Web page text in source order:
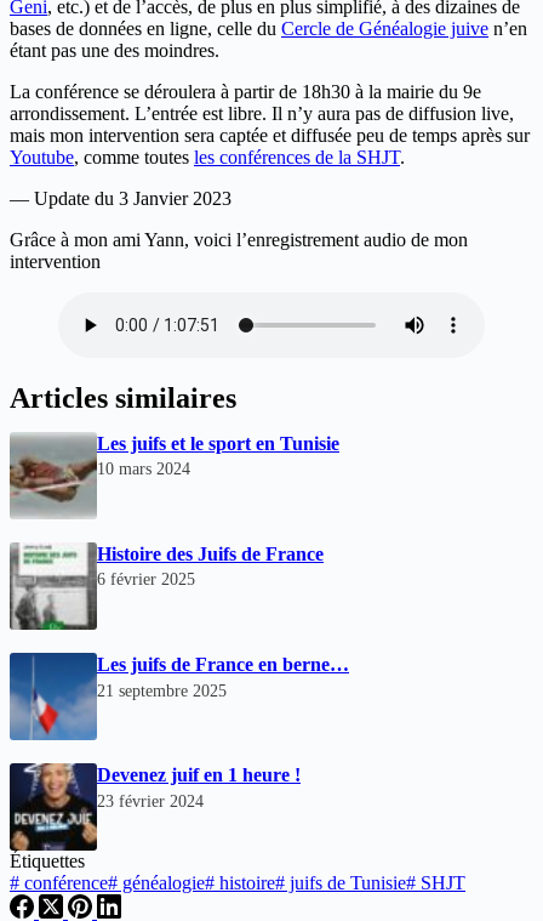
Geni, etc.) et de l’accès, de plus en plus simplifié, à des dizaines de
bases de données en ligne, celle du Cercle de Généalogie juive n’en
étant pas une des moindres.
La conférence se déroulera à partir de 18h30 à la mairie du 9e
arrondissement. L’entrée est libre. Il n’y aura pas de diffusion live,
mais mon intervention sera captée et diffusée peu de temps après sur
Youtube, comme toutes les conférences de la SHJT.
— Update du 3 Janvier 2023
Grâce à mon ami Yann, voici l’enregistrement audio de mon
intervention
Articles similaires
Les juifs et le sport en Tunisie
10 mars 2024
Histoire des Juifs de France
6 février 2025
Les juifs de France en berne…
21 septembre 2025
Devenez juif en 1 heure !
23 février 2024
Étiquettes
# conférence# généalogie# histoire# juifs de Tunisie# SHJT